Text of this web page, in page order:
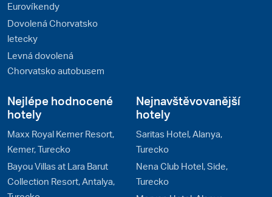
Eurovíkendy
Dovolená Chorvatsko
letecky
Levná dovolená
Chorvatsko autobusem
Nejlépe hodnocené
hotely
Maxx Royal Kemer Resort,
Kemer, Turecko
Bayou Villas at Lara Barut
Collection Resort, Antalya,
Nejnavštěvovanější
hotely
Saritas Hotel, Alanya,
Turecko
Nena Club Hotel, Side,
Turecko